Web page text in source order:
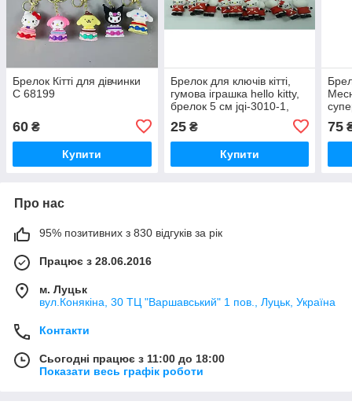
Брелок Кітті для дівчинки
C 68199
60 ₴
Купити
Брелок для ключів кітті,
гумова іграшка hello kitty,
брелок 5 см jqi-3010-1,
рюкзака, подарунок для
дівчинки
25₴
Купити
75
Про нас
95% позитивних з 830 відгуків за рік
Працює з 28.06.2016
м. Луцьк
вул.Конякіна, 30 ТЦ "Варшавський" 1 пов., Луцьк, Україна
Контакти
Сьогодні працює з 11:00 до 18:00
Показати весь графік роботи